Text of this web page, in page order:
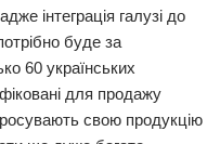
інтеграція галузі до
буде за
60 українських
для продажу
свою продукцію